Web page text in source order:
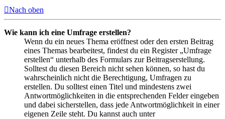
Nach oben
Wie kann ich eine Umfrage erstellen?
Wenn du ein neues Thema eröffnest oder den ersten Beitrag
eines Themas bearbeitest, findest du ein Register „Umfrage
erstellen“ unterhalb des Formulars zur Beitragserstellung.
Solltest du diesen Bereich nicht sehen können, so hast du
wahrscheinlich nicht die Berechtigung, Umfragen zu
erstellen. Du solltest einen Titel und mindestens zwei
Antwortmöglichkeiten in die entsprechenden Felder eingeben
und dabei sicherstellen, dass jede Antwortmöglichkeit in einer
eigenen Zeile steht. Du kannst auch unter